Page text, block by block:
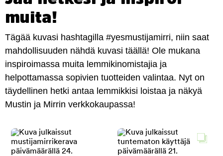
muita!
Tägää kuvasi hashtagilla #yesmustijamirri, niin saat
mahdollisuuden nähdä kuvasi täällä! Ole mukana
inspiroimassa muita lemmikinomistajia ja
helpottamassa sopivien tuotteiden valintaa. Nyt on
täydellinen hetki antaa lemmikkisi loistaa ja näkyä
Mustin ja Mirrin verkkokaupassa!